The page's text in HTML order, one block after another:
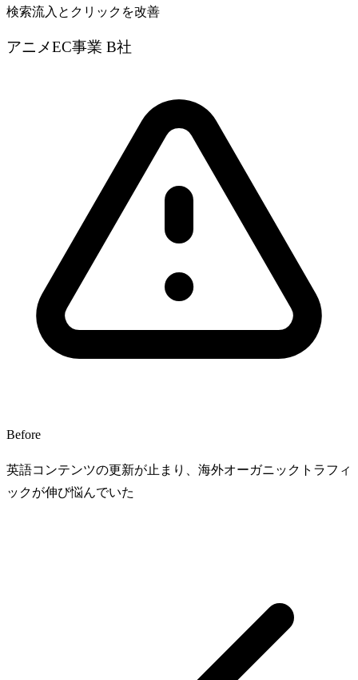
検索流入とクリックを改善
アニメEC事業 B社
Before
英語コンテンツの更新が止まり、海外オーガニックトラフィ
ックが伸び悩んでいた